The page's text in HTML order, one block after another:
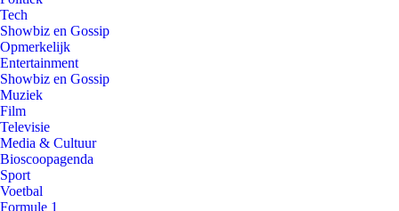
Tech
Showbiz en Gossip
Opmerkelijk
Entertainment
Showbiz en Gossip
Muziek
Film
Televisie
Media & Cultuur
Bioscoopagenda
Sport
Voetbal
Formule 1